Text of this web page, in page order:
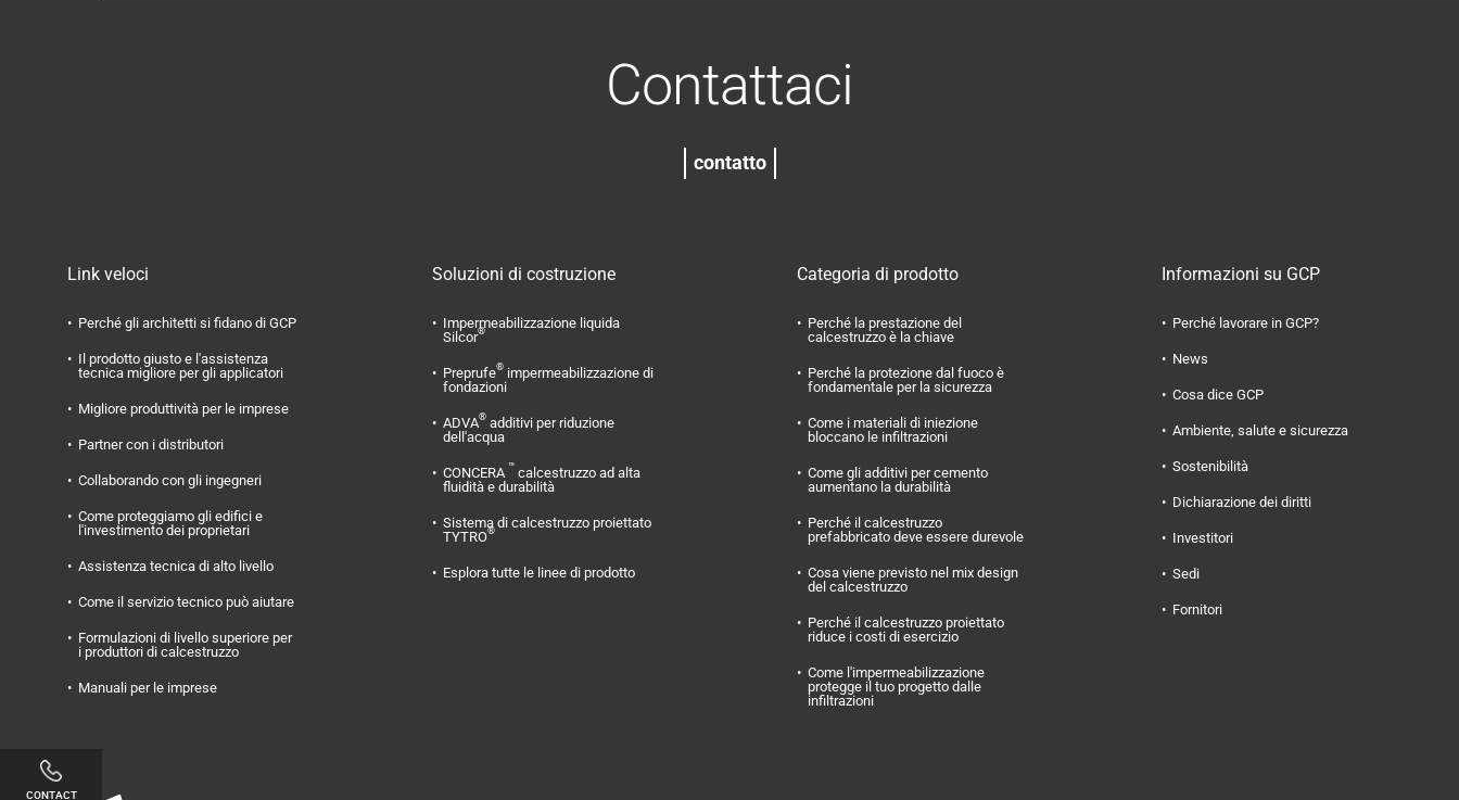
CONTACT
Contattaci
contatto
Link veloci
Perché gli architetti si fidano di GCP
Il prodotto giusto e l'assistenza
tecnica migliore per gli applicatori
Migliore produttività per le imprese
Partner con i distributori
Collaborando con gli ingegneri
Come proteggiamo gli edifici e
l'investimento dei proprietari
Assistenza tecnica di alto livello
Come il servizio tecnico può aiutare
Formulazioni di livello superiore per
i produttori di calcestruzzo
Manuali per le imprese
Soluzioni di costruzione
Impermeabilizzazione liquida
Silcor®
Preprufe® impermeabilizzazione di
fondazioni
ADVA® additivi per riduzione
dell'acqua
CONCERA ™ calcestruzzo ad alta
fluidità e durabilità
Sistema di calcestruzzo proiettato
TYTRO®
Esplora tutte le linee di prodotto
Categoria di prodotto
Perché la prestazione del
calcestruzzo è la chiave
Perché la protezione dal fuoco è
fondamentale per la sicurezza
Come i materiali di iniezione
bloccano le infiltrazioni
Come gli additivi per cemento
aumentano la durabilità
Perché il calcestruzzo
prefabbricato deve essere durevole
Cosa viene previsto nel mix design
del calcestruzzo
Perché il calcestruzzo proiettato
riduce i costi di esercizio
Come l'impermeabilizzazione
protegge il tuo progetto dalle
infiltrazioni
Informazioni su GCP
Perché lavorare in GCP?
News
Cosa dice GCP
Ambiente, salute e sicurezza
Sostenibilità
Dichiarazione dei diritti
Investitori
Sedi
Fornitori